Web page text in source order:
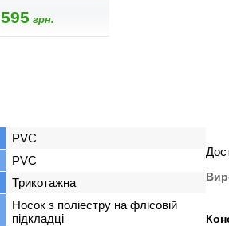
595 грн.
PVC
PVC
Трикотажна
Носок з поліестру на флісовій
підкладці